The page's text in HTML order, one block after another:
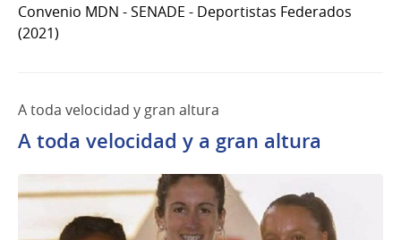
Convenio MDN - SENADE - Deportistas Federados
(2021)
A toda velocidad y gran altura
A toda velocidad y a gran altura